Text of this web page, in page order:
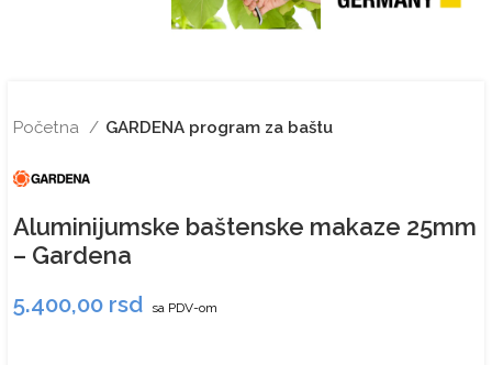
Početna GARDENA program za baštu
Aluminijumske baštenske makaze 25mm
– Gardena
5.400,00 rsd sa PDV-om